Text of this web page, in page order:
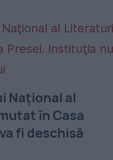
Naţional al
în Casa
fi deschisă